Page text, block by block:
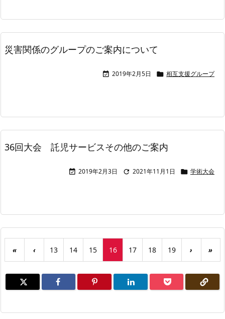
災害関係のグループのご案内について
 2019年2月5日  相互支援グループ
36回大会 託児サービスその他のご案内
 2019年2月3日  2021年11月1日  学術大会
« ‹ 13 14 15 16 17 18 19 › »